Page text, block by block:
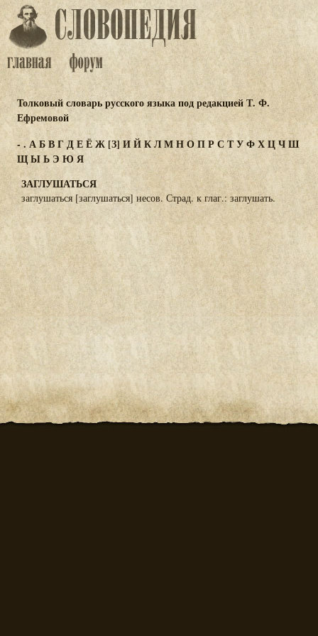
Толковый словарь русского языка под редакцией Т. Ф.
Ефремовой
- . АБВГДЕЁЖ [З] ИЙКЛМНОПРС ТУФХЦЧШ
ЩЫЬЭ ЮЯ
ЗАГЛУШАТЬСЯ
заглушаться [заглушаться] несов. Страд. к глаг.: заглушать.